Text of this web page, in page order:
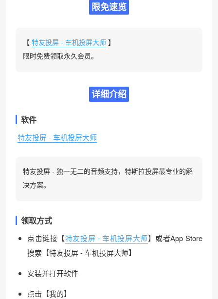
限免速览
【 特友投屏 - 车机投屏大师 】
限时免费领取永久会员。
详细介绍
软件
特友投屏 - 车机投屏大师
特友投屏 - 独一无二的音频支持，特斯拉投屏最专业的解
决方案。
领取方式
点击链接【特友投屏 - 车机投屏大师】或者App Store
搜索【特友投屏 - 车机投屏大师】
安装并打开软件
点击【我的】